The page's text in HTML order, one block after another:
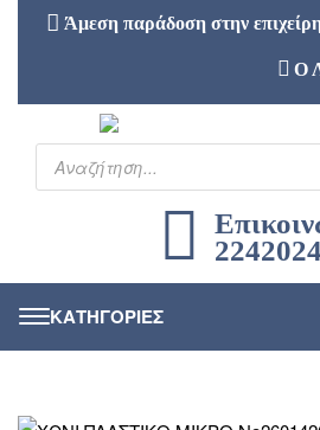
Άμεση παράδοση στην
Ο